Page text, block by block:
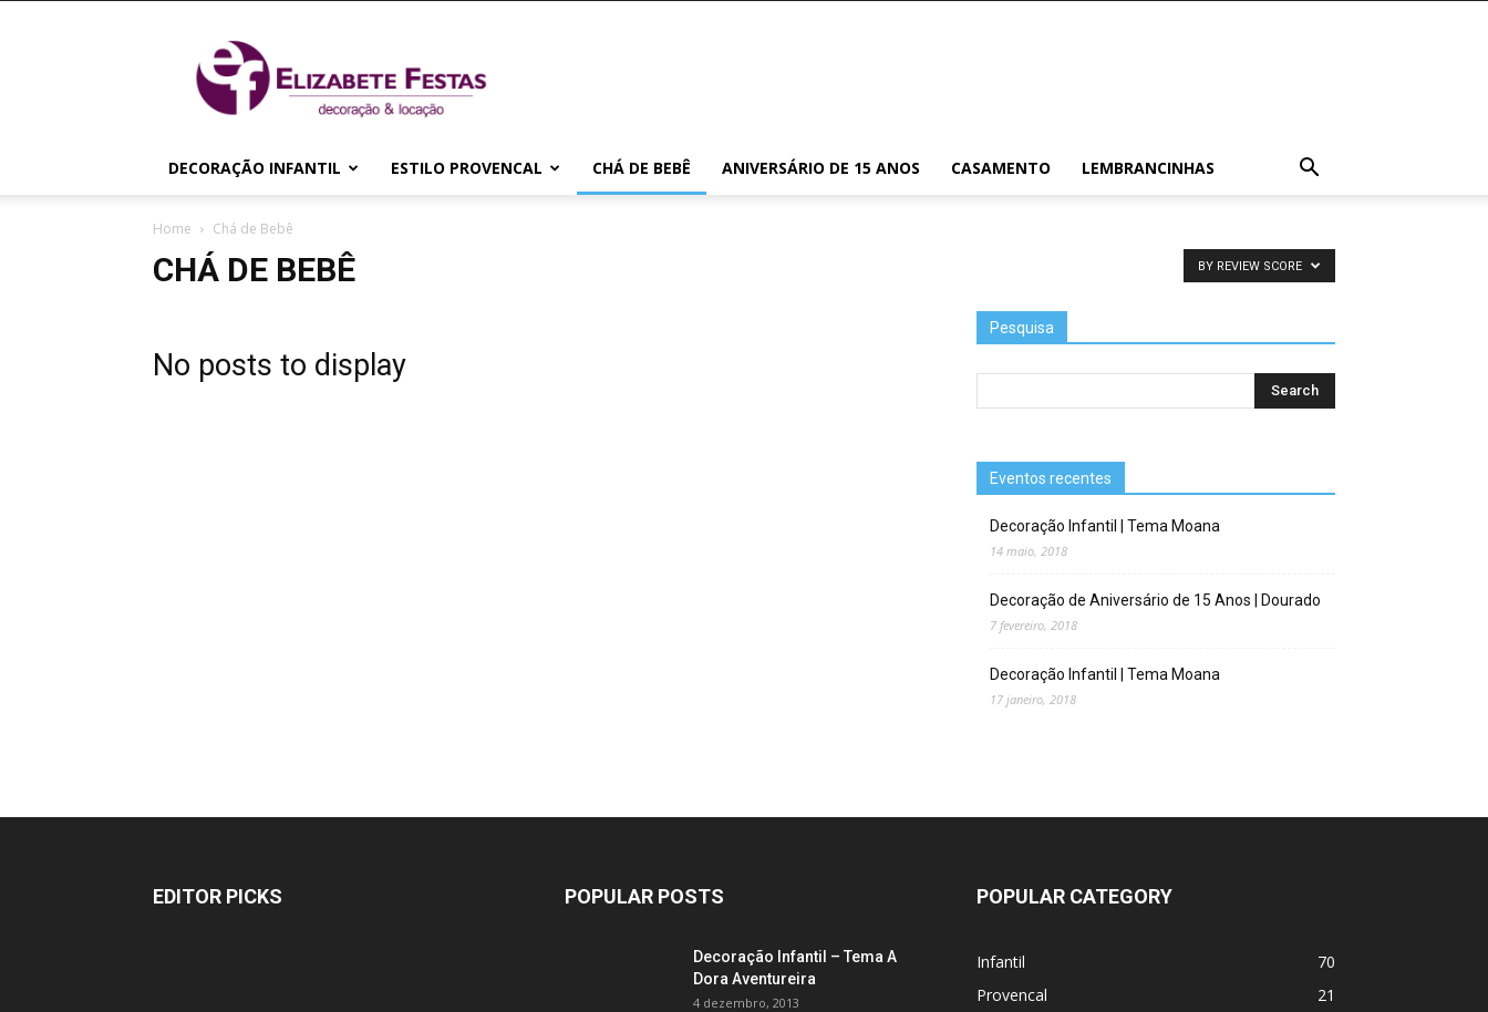
Elizabete
Festas
|
Decoração
Locação
DECORAÇÃO INFANTIL ESTILO PROVENCAL CHÁ DE BEBÊ ANIVERSÁRIO DE 15 ANOS CASAMENTO LEMBRANCINHAS
Home Chá de Bebê
CHÁ DE BEBÊ BY REVIEW SCORE
No posts to display
Pesquisa
Eventos recentes
Decoração Infantil | Tema Moana
14 maio, 2018
Decoração de Aniversário de 15 Anos | Dourado
7 fevereiro, 2018
Decoração Infantil | Tema Moana
17 janeiro, 2018
EDITOR PICKS POPULAR POSTS
Decoração Infantil – Tema A
Dora Aventureira
4 dezembro, 2013
POPULAR CATEGORY
Infantil
70
Provencal
21